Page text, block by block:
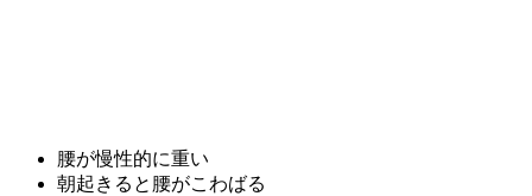
腰が慢性的に重い
朝起きると腰がこわばる